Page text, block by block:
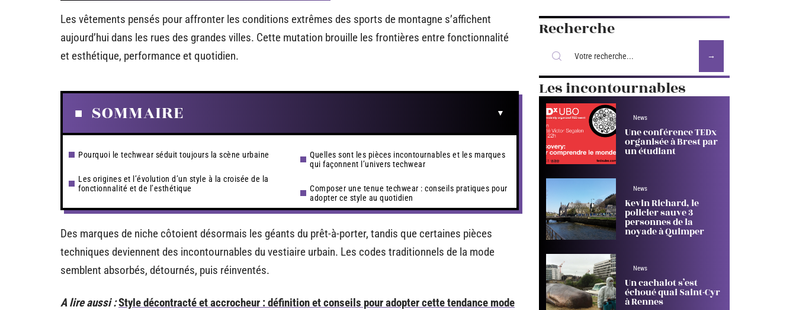
Les vêtements pensés pour affronter les conditions extrêmes des sports de montagne s’affichent
aujourd’hui dans les rues des grandes villes. Cette mutation brouille les frontières entre fonctionnalité
et esthétique, performance et quotidien.
SOMMAIRE
Pourquoi le techwear séduit toujours la scène urbaine
Les origines et l’évolution d’un style à la croisée de la
fonctionnalité et de l’esthétique
Quelles sont les pièces incontournables et les marques
qui façonnent l’univers techwear
Composer une tenue techwear : conseils pratiques pour
adopter ce style au quotidien
Des marques de niche côtoient désormais les géants du prêt-à-porter, tandis que certaines pièces
techniques deviennent des incontournables du vestiaire urbain. Les codes traditionnels de la mode
semblent absorbés, détournés, puis réinventés.
A lire aussi :Style décontracté et accrocheur : définition et conseils pour adopter cette tendance mode
Recherche
Les incontournables
News
Une conférence TEDx
organisée à Brest par
un étudiant
News
Kevin Richard, le
policier sauve 3
personnes de la
noyade à Quimper
News
Un cachalot s’est
échoué quai Saint-Cyr
à Rennes